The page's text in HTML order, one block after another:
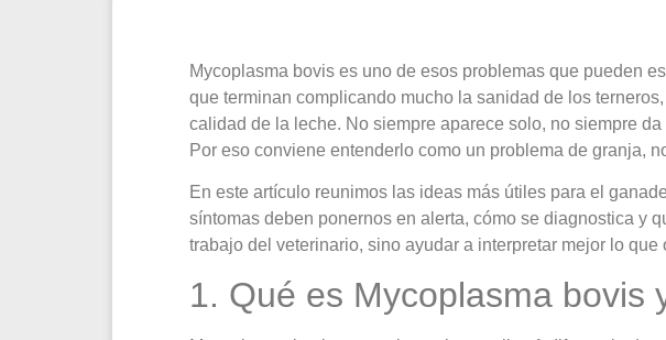
Mycoplasma bovis es uno de esos problemas que pueden
que terminan complicando mucho la sanidad de los
calidad de la leche. No siempre aparece solo, no siempre
Por eso conviene entenderlo como un problema de granja,
En este artículo reunimos las ideas más útiles para el
síntomas deben ponernos en alerta, cómo se diagnostica y
trabajo del veterinario, sino ayudar a interpretar mejor lo
1. Qué es Mycoplasma bovis